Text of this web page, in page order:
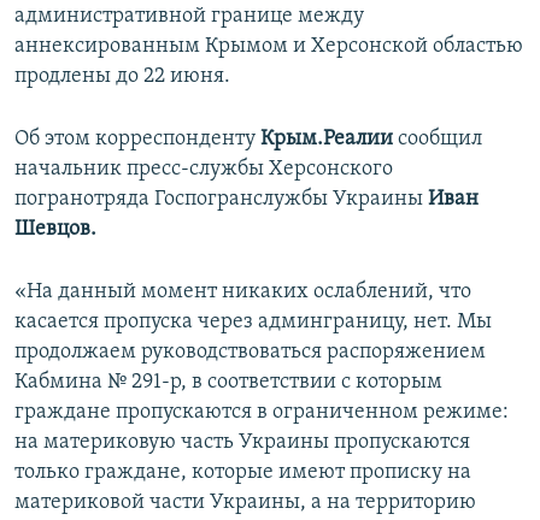
административной границе между
аннексированным Крымом и Херсонской областью
продлены до 22 июня.
Об этом корреспонденту Крым.Реалии сообщил
начальник пресс-службы Херсонского
погранотряда Госпогранслужбы Украины Иван
Шевцов.
«На данный момент никаких ослаблений, что
касается пропуска через админграницу, нет. Мы
продолжаем руководствоваться распоряжением
Кабмина № 291-р, в соответствии с которым
граждане пропускаются в ограниченном режиме:
на материковую часть Украины пропускаются
только граждане, которые имеют прописку на
материковой части Украины, а на территорию